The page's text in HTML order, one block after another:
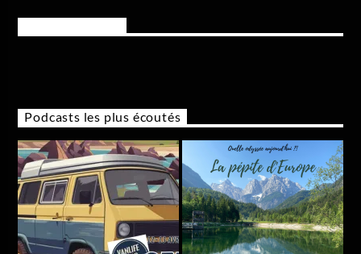
Podcasts les plus écoutés